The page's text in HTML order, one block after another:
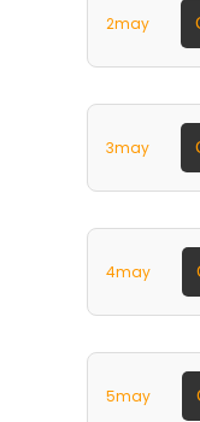
2may
3may
4may
5may